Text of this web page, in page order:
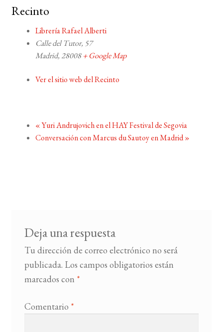
Recinto
Librería Rafael Alberti
Calle del Tutor, 57
Madrid,28008 + Google Map
Ver el sitio web del Recinto
«Yuri Andrujovich en el HAY Festival de Segovia
Conversación con Marcus du Sautoy en Madrid»
Deja una respuesta
Tu dirección de correo electrónico no será
publicada. Los campos obligatorios están
marcados con *
Comentario *